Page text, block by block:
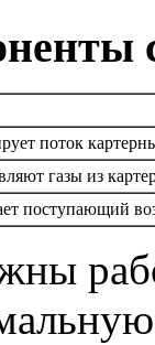
поток
газы из
поступающий